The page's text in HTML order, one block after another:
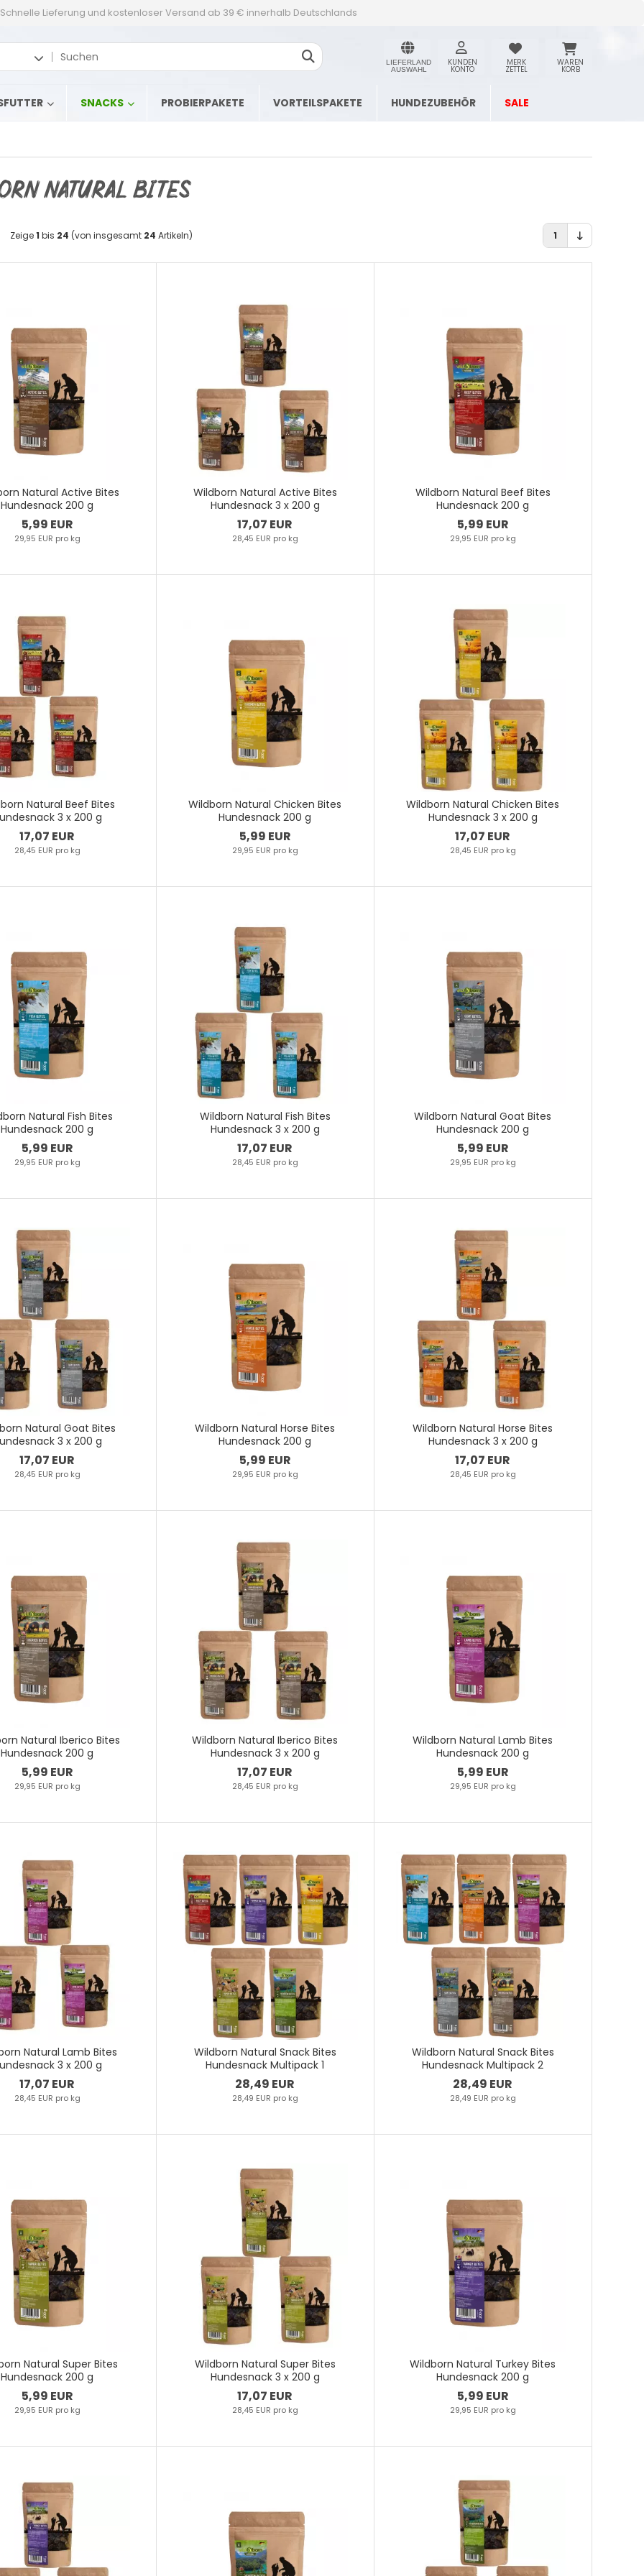
Schnelle Lieferung und kostenloser Versand ab 39 € innerhalb Deutschlands
LIEFERLAND
AUSWAHL
KUNDEN
KONTO
MERK
ZETTEL
WAREN
KORB
SNACKS PROBIERPAKETE VORTEILSPAKETE HUNDEZUBEHÖR SALE
Natural Bites
Zeige1 bis 24 (von insgesamt 24 Artikeln) 1
Natural Active Bites
Hundesnack 200 g
5,99 EUR
29,95 EUR pro kg
Wildborn Natural Active Bites
Hundesnack 3 x 200 g
17,07 EUR
28,45 EUR pro kg
Wildborn Natural Beef Bites
Hundesnack 200 g
5,99 EUR
29,95 EUR pro kg
Natural Beef Bites
3 x 200 g
17,07 EUR
28,45 EUR pro kg
Wildborn Natural Chicken Bites
Hundesnack 200 g
5,99 EUR
29,95 EUR pro kg
Wildborn Natural Chicken Bites
Hundesnack 3 x 200 g
17,07 EUR
28,45 EUR pro kg
Natural Fish Bites
Hundesnack 200 g
5,99 EUR
29,95 EUR pro kg
Wildborn Natural Fish Bites
Hundesnack 3 x 200 g
17,07 EUR
28,45 EUR pro kg
Wildborn Natural Goat Bites
Hundesnack 200 g
5,99 EUR
29,95 EUR pro kg
Natural Goat Bites
3 x 200 g
17,07 EUR
28,45 EUR pro kg
Wildborn Natural Horse Bites
Hundesnack 200 g
5,99 EUR
29,95 EUR pro kg
Wildborn Natural Horse Bites
Hundesnack 3 x 200 g
17,07 EUR
28,45 EUR pro kg
Natural Iberico Bites
Hundesnack 200 g
5,99 EUR
29,95 EUR pro kg
Wildborn Natural Iberico Bites
Hundesnack 3 x 200 g
17,07 EUR
28,45 EUR pro kg
Wildborn Natural Lamb Bites
Hundesnack 200 g
5,99 EUR
29,95 EUR pro kg
Natural Lamb Bites
3 x 200 g
17,07 EUR
28,45 EUR pro kg
Wildborn Natural Snack Bites
Hundesnack Multipack 1
28,49 EUR
28,49 EUR pro kg
Wildborn Natural Snack Bites
Hundesnack Multipack 2
28,49 EUR
28,49 EUR pro kg
Natural Super Bites
Hundesnack 200 g
5,99 EUR
29,95 EUR pro kg
Wildborn Natural Super Bites
Hundesnack 3 x 200 g
17,07 EUR
28,45 EUR pro kg
Wildborn Natural Turkey Bites
Hundesnack 200 g
5,99 EUR
29,95 EUR pro kg